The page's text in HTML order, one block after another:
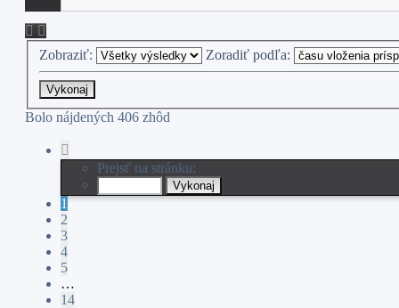
Zobraziť: Zoradiť podľa:
Bolo nájdených 406 zhôd
1
14
Prejsť na stránku:
1
2
3
4
5
…
14